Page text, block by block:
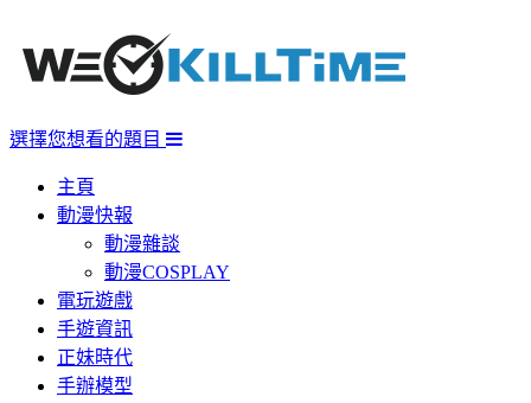
選擇您想看的題目
主頁
動漫快報
動漫雜談
動漫COSPLAY
電玩遊戲
手遊資訊
正妹時代
手辦模型